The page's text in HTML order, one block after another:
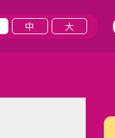
中 大